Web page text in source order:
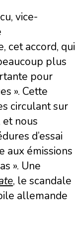
vice-
cet accord, qui
plus
pour
». Cette
circulant sur
nous
d’essai
aux émissions
». Une
, le scandale
allemande